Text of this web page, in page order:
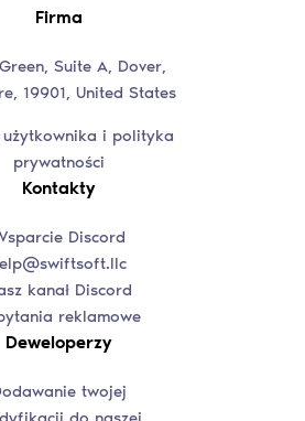
Firma
Suite A, Dover,
19901, United States
użytkownika i polityka
prywatności
Kontakty
Discord
kanał Discord
reklamowe
Deweloperzy
twojej